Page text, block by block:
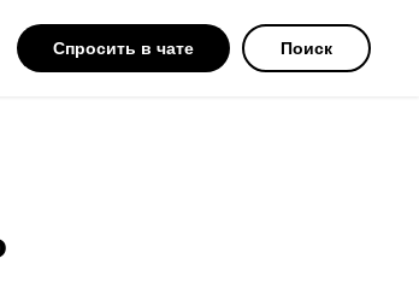
Спросить в чате Поиск